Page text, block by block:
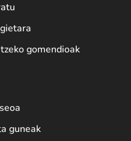
gomendioak
guneak